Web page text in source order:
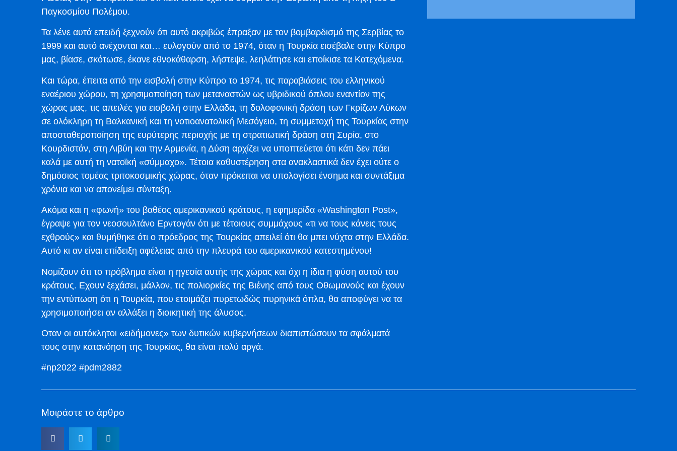
Παγκοσμίου Πολέμου.
Τα λένε αυτά επειδή ξεχνούν ότι αυτό ακριβώς έπραξαν με τον βομβαρδισμό της Σερβίας το
1999 και αυτό ανέχονται και… ευλογούν από το 1974, όταν η Τουρκία εισέβαλε στην Κύπρο
μας, βίασε, σκότωσε, έκανε εθνοκάθαρση, λήστεψε, λεηλάτησε και εποίκισε τα Κατεχόμενα.
Και τώρα, έπειτα από την εισβολή στην Κύπρο το 1974, τις παραβιάσεις του ελληνικού
εναέριου χώρου, τη χρησιμοποίηση των μεταναστών ως υβριδικού όπλου εναντίον της
χώρας μας, τις απειλές για εισβολή στην Ελλάδα, τη δολοφονική δράση των Γκρίζων Λύκων
σε ολόκληρη τη Βαλκανική και τη νοτιοανατολική Μεσόγειο, τη συμμετοχή της Τουρκίας στην
αποσταθεροποίηση της ευρύτερης περιοχής με τη στρατιωτική δράση στη Συρία, στο
Κουρδιστάν, στη Λιβύη και την Αρμενία, η Δύση αρχίζει να υποπτεύεται ότι κάτι δεν πάει
καλά με αυτή τη νατοϊκή «σύμμαχο». Τέτοια καθυστέρηση στα ανακλαστικά δεν έχει ούτε ο
δημόσιος τομέας τριτοκοσμικής χώρας, όταν πρόκειται να υπολογίσει ένσημα και συντάξιμα
χρόνια και να απονείμει σύνταξη.
Ακόμα και η «φωνή» του βαθέος αμερικανικού κράτους, η εφημερίδα «Washington Post»,
έγραψε για τον νεοσουλτάνο Ερντογάν ότι με τέτοιους συμμάχους «τι να τους κάνεις τους
εχθρούς» και θυμήθηκε ότι ο πρόεδρος της Τουρκίας απειλεί ότι θα μπει νύχτα στην Ελλάδα.
Αυτό κι αν είναι επίδειξη αφέλειας από την πλευρά του αμερικανικού κατεστημένου!
Νομίζουν ότι το πρόβλημα είναι η ηγεσία αυτής της χώρας και όχι η ίδια η φύση αυτού του
κράτους. Εχουν ξεχάσει, μάλλον, τις πολιορκίες της Βιένης από τους Οθωμανούς και έχουν
την εντύπωση ότι η Τουρκία, που ετοιμάζει πυρετωδώς πυρηνικά όπλα, θα αποφύγει να τα
χρησιμοποιήσει αν αλλάξει η διοικητική της άλυσος.
Οταν οι αυτόκλητοι «ειδήμονες» των δυτικών κυβερνήσεων διαπιστώσουν τα σφάλματά
τους στην κατανόηση της Τουρκίας, θα είναι πολύ αργά.
#np2022 #pdm2882
Μοιράστε το άρθρο